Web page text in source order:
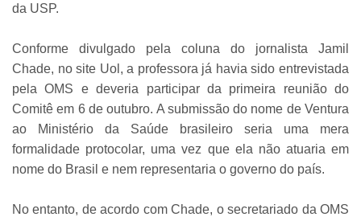
da USP.
Conforme divulgado pela coluna do jornalista Jamil
Chade, no site Uol, a professora já havia sido entrevistada
pela OMS e deveria participar da primeira reunião do
Comitê em 6 de outubro. A submissão do nome de Ventura
ao Ministério da Saúde brasileiro seria uma mera
formalidade protocolar, uma vez que ela não atuaria em
nome do Brasil e nem representaria o governo do país.
No entanto, de acordo com Chade, o secretariado da OMS